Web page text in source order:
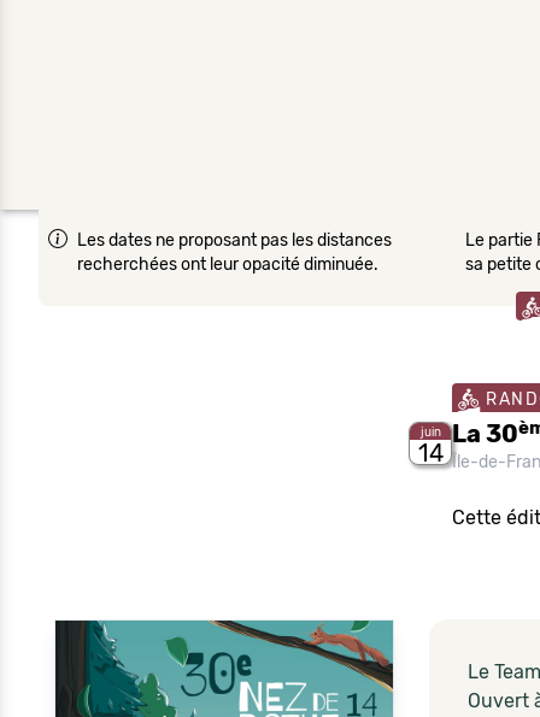
Les dates ne proposant pas les distances
recherchées ont leur opacité diminuée.
Le partie
sa petite
juin
14
La 30
Île-de-
Cette
Le
Ouvert